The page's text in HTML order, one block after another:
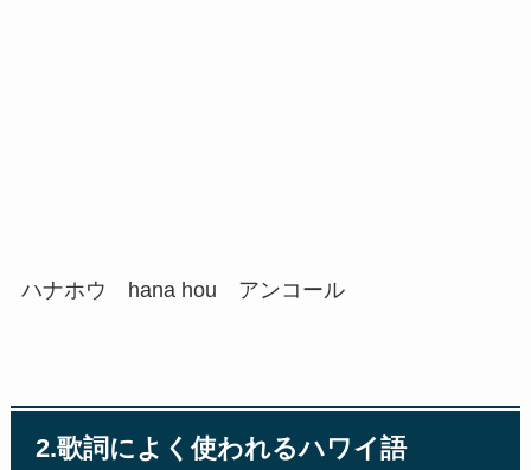
ハナホウ hana hou アンコール
2.歌詞によく使われるハワイ語